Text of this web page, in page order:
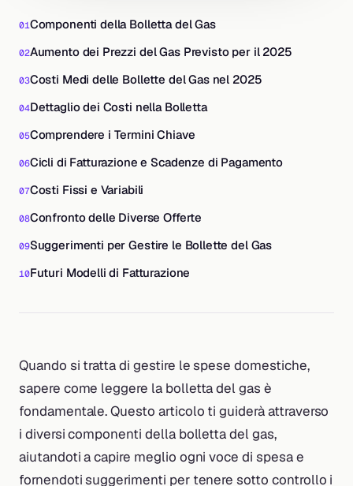
Componenti della Bolletta del Gas
Aumento dei Prezzi del Gas Previsto per il 2025
Costi Medi delle Bollette del Gas nel 2025
Dettaglio dei Costi nella Bolletta
Comprendere i Termini Chiave
Cicli di Fatturazione e Scadenze di Pagamento
Costi Fissi e Variabili
Confronto delle Diverse Offerte
Suggerimenti per Gestire le Bollette del Gas
Futuri Modelli di Fatturazione
Quando si tratta di gestire le spese domestiche,
sapere come leggere la bolletta del gas è
fondamentale. Questo articolo ti guiderà attraverso
i diversi componenti della bolletta del gas,
aiutandoti a capire meglio ogni voce di spesa e
fornendoti suggerimenti per tenere sotto controllo i